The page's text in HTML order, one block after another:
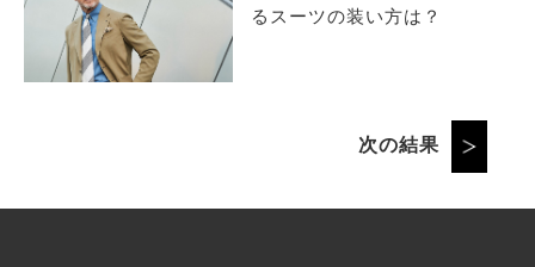
るスーツの装い方は？
次の結果